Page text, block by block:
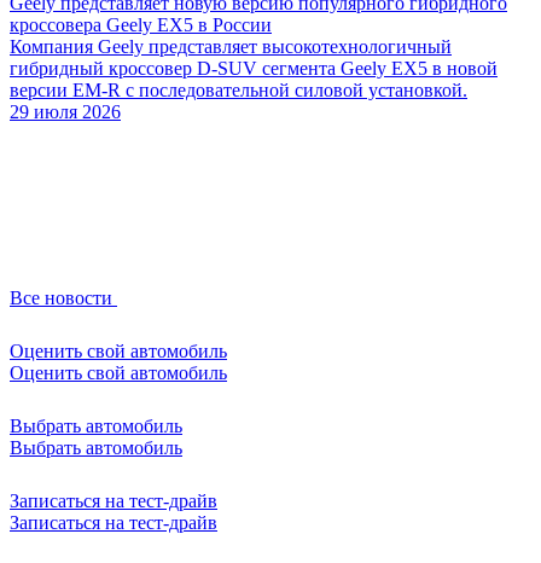
кроссовера Geely EX5 в России
Компания Geely представляет высокотехнологичный
гибридный кроссовер D-SUV сегмента Geely EX5 в новой
версии EM-R с последовательной силовой установкой.
29 июля 2026
Все новости
Оценить свой автомобиль
Оценить свой автомобиль
Выбрать автомобиль
Выбрать автомобиль
Записаться на тест-драйв
Записаться на тест-драйв